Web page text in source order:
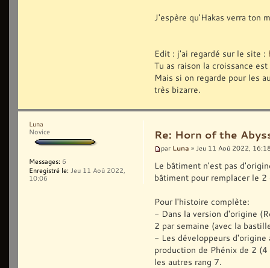
J'espère qu'Hakas verra ton
Edit : j'ai regardé sur le site :
Tu as raison la croissance
Mais si on regarde pour les
très bizarre.
Re: Horn of the
par Luna » Jeu 11 Aoû 2022,
Le bâtiment n'est pas
bâtiment pour remplacer le
Pour l'histoire complète:
- Dans la version d'origine
2 par semaine (avec la
- Les développeurs
production de Phénix de 2
les autres rang 7.
Luna
Novice
Messages: 6
Enregistré le: Jeu 11 Aoû 2022,
10:06